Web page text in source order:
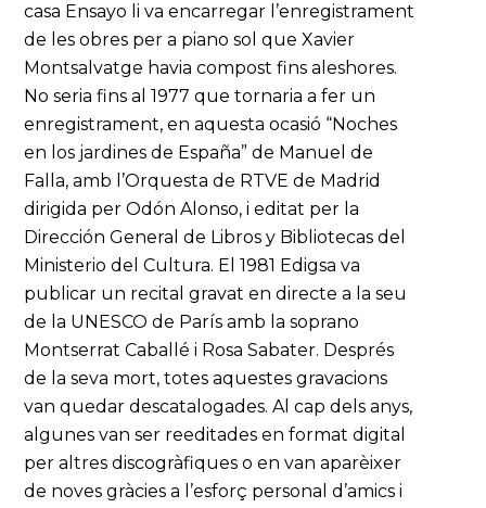
casa Ensayo li va encarregar l’enregistrament
de les obres per a piano sol que Xavier
Montsalvatge havia compost fins aleshores.
No seria fins al 1977 que tornaria a fer un
enregistrament, en aquesta ocasió “Noches
en los jardines de España” de Manuel de
Falla, amb l’Orquesta de RTVE de Madrid
dirigida per Odón Alonso, i editat per la
Dirección General de Libros y Bibliotecas del
Ministerio del Cultura. El 1981 Edigsa va
publicar un recital gravat en directe a la seu
de la UNESCO de París amb la soprano
Montserrat Caballé i Rosa Sabater. Després
de la seva mort, totes aquestes gravacions
van quedar descatalogades. Al cap dels anys,
algunes van ser reeditades en format digital
per altres discogràfiques o en van aparèixer
de noves gràcies a l’esforç personal d’amics i